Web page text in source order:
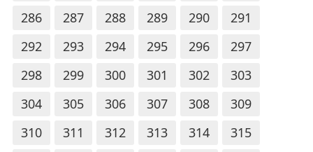
286
287 288 289 290
291
292
293 294 295 296
297
298
299 300 301 302
303
304
305 306 307 308
309
310
311 312 313 314
315